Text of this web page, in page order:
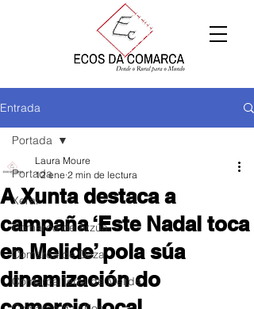
Entrada
Portada
Xeral
Comarca de Arzúa
Comarca de Deza
Comarca Terra de Melide
Portada
A Xunta destaca a
campaña ‘Este Nadal toca
en Melide’ pola súa
dinamización do
Laura Moure
12 ene 2 min de lectura